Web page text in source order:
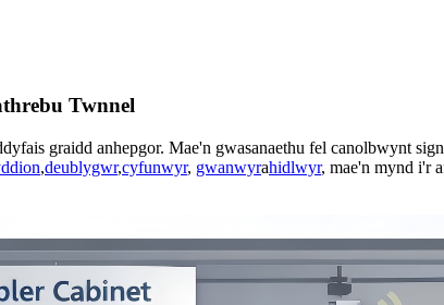
Twnnel
graidd anhepgor. Mae'n gwasanaethu fel canolbwynt
,deublygwr,cyfunwyr, gwanwyrahidlwyr, mae'n mynd i'r